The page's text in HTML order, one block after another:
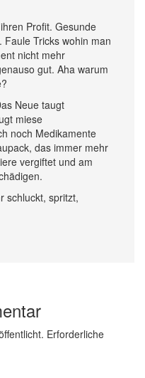
Profit. Gesunde
Tricks wohin man
nicht mehr
gut. Aha warum
Neue taugt
miese
noch Medikamente
das immer mehr
vergiftet und am
schluckt, spritzt,
Erforderliche